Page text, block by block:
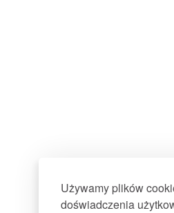
Używamy plików
doświadczenia